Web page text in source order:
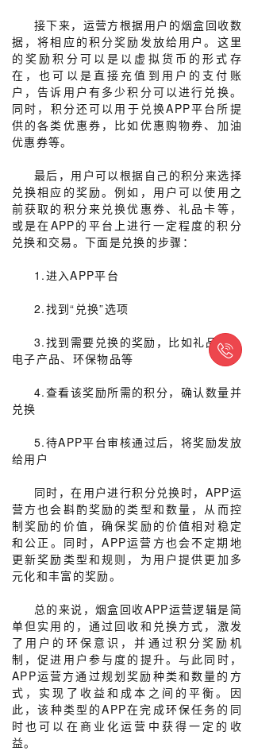
接下来，运营方根据用户的烟盒回收数
据，将相应的积分奖励发放给用户。这里
的奖励积分可以是以虚拟货币的形式存
在，也可以是直接充值到用户的支付账
户，告诉用户有多少积分可以进行兑换。
同时，积分还可以用于兑换APP平台所提
供的各类优惠券，比如优惠购物券、加油
优惠券等。
最后，用户可以根据自己的积分来选择
兑换相应的奖励。例如，用户可以使用之
前获取的积分来兑换优惠券、礼品卡等，
或是在APP的平台上进行一定程度的积分
兑换和交易。下面是兑换的步骤：
1.进入APP平台
2.找到“兑换”选项
3.找到需要兑换的奖励，比如礼品卡、
电子产品、环保物品等
4.查看该奖励所需的积分，确认数量并
兑换
5.待APP平台审核通过后，将奖励发放
给用户
同时，在用户进行积分兑换时，APP运
营方也会斟酌奖励的类型和数量，从而控
制奖励的价值，确保奖励的价值相对稳定
和公正。同时，APP运营方也会不定期地
更新奖励类型和规则，为用户提供更加多
元化和丰富的奖励。
总的来说，烟盒回收APP运营逻辑是简
单但实用的，通过回收和兑换方式，激发
了用户的环保意识，并通过积分奖励机
制，促进用户参与度的提升。与此同时，
APP运营方通过规划奖励种类和数量的方
式，实现了收益和成本之间的平衡。因
此，该种类型的APP在完成环保任务的同
时也可以在商业化运营中获得一定的收
益。
